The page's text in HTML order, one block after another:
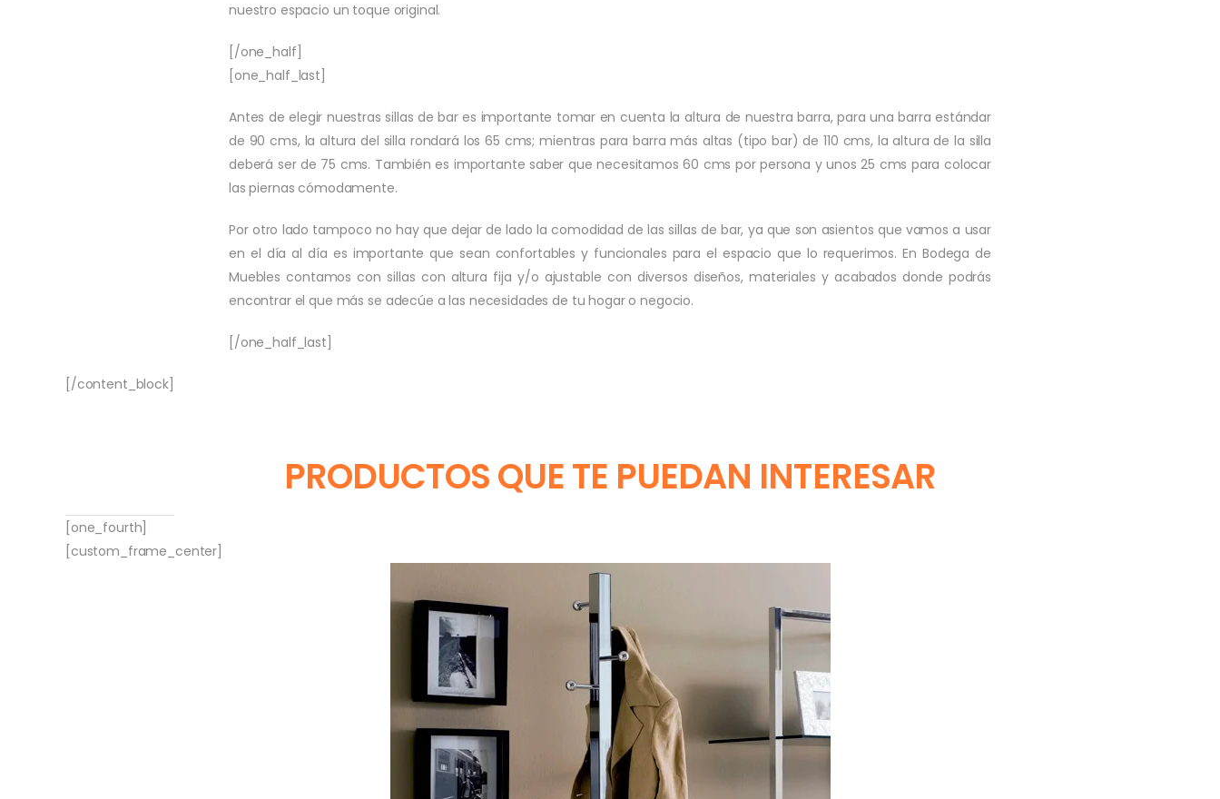
nuestro espacio un toque original.
[/one_half]
[one_half_last]
Antes de elegir nuestras sillas de bar es importante tomar en cuenta la altura de nuestra barra, para una barra estándar
de 90 cms, la altura del silla rondará los 65 cms; mientras para barra más altas (tipo bar) de 110 cms, la altura de la silla
deberá ser de 75 cms. También es importante saber que necesitamos 60 cms por persona y unos 25 cms para colocar
las piernas cómodamente.
Por otro lado tampoco no hay que dejar de lado la comodidad de las sillas de bar, ya que son asientos que vamos a usar
en el día al día es importante que sean confortables y funcionales para el espacio que lo requerimos. En Bodega de
Muebles contamos con sillas con altura fija y/o ajustable con diversos diseños, materiales y acabados donde podrás
encontrar el que más se adecúe a las necesidades de tu hogar o negocio.
[/one_half_last]
[/content_block]
PRODUCTOS QUE TE PUEDAN INTERESAR
[one_fourth]
[custom_frame_center]